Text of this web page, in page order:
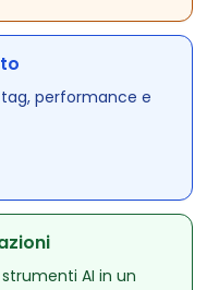
performance e
AI in un